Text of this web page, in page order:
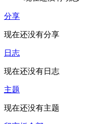
分享
现在还没有分享
日志
现在还没有日志
主题
现在还没有主题